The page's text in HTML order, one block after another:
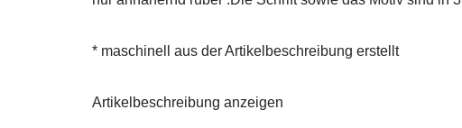
* maschinell aus der Artikelbeschreibung erstellt
Artikelbeschreibung anzeigen